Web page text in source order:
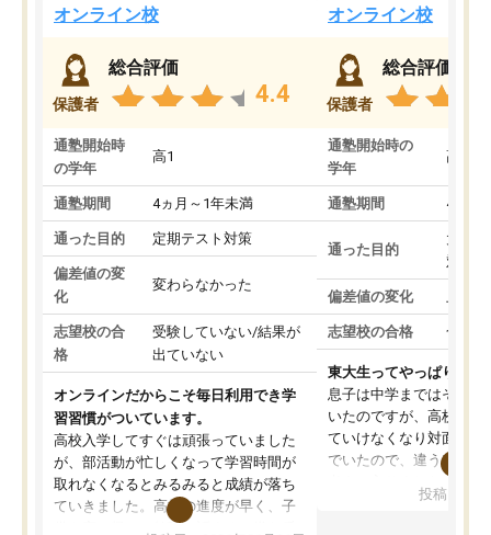
オンライン校
保護者
総合評価
4.4
通塾開始時
の学年
高1
通塾期間 4ヵ月～1年未満
通った目的 定期テスト対策
偏差値の変
化
変わらなかった
志望校の合
格
受験していない/結果が
出ていない
オンラインだからこそ毎日利用でき学
習習慣がついています。
高校入学してすぐは頑張っていました
が、部活動が忙しくなって学習時間が
取れなくなるとみるみると成績が落ち
ていきました。高校の進度が早く、子
供も家に帰って勉強の話すると嫌な反
オンライン校
保護者
総合評価
通塾開始時の
学年
高3
通塾期間 4ヵ月
通った目的
大学
対策
偏差値の変化 上が
志望校の合格 合格
東大生ってやっぱりすご
息子は中学まではそこそ
いたのですが、高校に入
ていけなくなり対面の塾
でいたので、違うアプロ
で、当初は模試でD判定
投稿日：